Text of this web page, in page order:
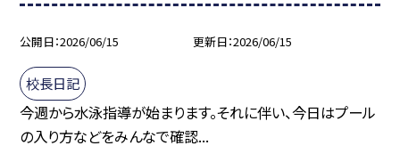
公開日 2026/06/15 更新日 2026/06/15
校長日記
今週から水泳指導が始まります。それに伴い、今日はプール
の入り方などをみんなで確認...